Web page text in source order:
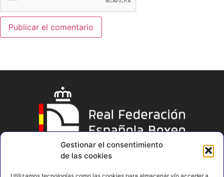
Gestionar el consentimiento
de las cookies